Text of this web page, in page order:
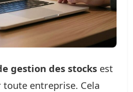
gestion des stocks est
entreprise. Cela